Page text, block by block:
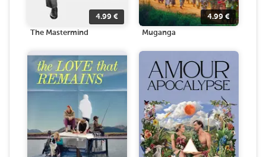
4.99 €
The Mastermind
4.99 €
Muganga